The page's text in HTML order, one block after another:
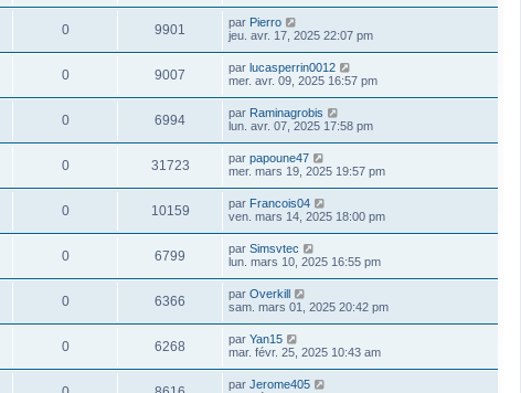
0 9901 par Pierro
jeu. avr. 17, 2025 22:07 pm
0 9007 par lucasperrin0012
mer. avr. 09, 2025 16:57 pm
0 6994 par Raminagrobis
lun. avr. 07, 2025 17:58 pm
0 31723 par papoune47
mer. mars 19, 2025 19:57 pm
0 10159 par Francois04
ven. mars 14, 2025 18:00 pm
0 6799 par Simsvtec
lun. mars 10, 2025 16:55 pm
0 6366 par Overkill
sam. mars 01, 2025 20:42 pm
0 6268 par Yan15
mar. févr. 25, 2025 10:43 am
par Jerome405